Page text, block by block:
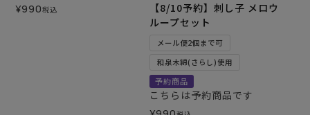
¥990税込
【8/10予約】刺し子 メロウ
ループセット
メール便2個まで可
和泉木綿(さらし)使用
予約商品
こちらは予約商品です